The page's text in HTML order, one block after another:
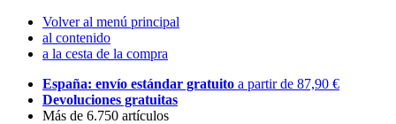
Volver al menú principal
al contenido
a la cesta de la compra
España: envío estándar gratuito a partir de 87,90 €
Devoluciones gratuitas
Más de 6.750 artículos